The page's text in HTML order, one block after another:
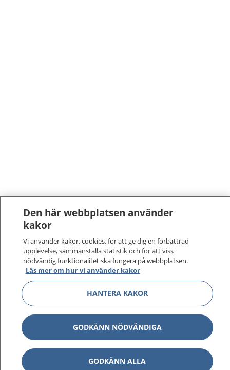
1177–tryggt om din hälsa och vård
sjukdomar och vilka mottagningar du kan kontakta.
Logga in för att läsa din journal och göra dina
vårdärenden. Ring telefonnummer 1177 för
sjukvårdsrådgivning dygnet runt.
Den här webbplatsen använder
kakor
Vi använder kakor, cookies, för att ge dig en förbättrad
upplevelse, sammanställa statistik och för att viss
nödvändig funktionalitet ska fungera på webbplatsen.
Läs mer om hur vi använder kakor
HANTERA KAKOR
GODKÄNN NÖDVÄNDIGA
GODKÄNN ALLA